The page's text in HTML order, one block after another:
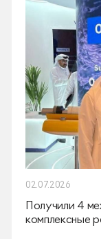
02.07.2026
Получили 4
комплексные